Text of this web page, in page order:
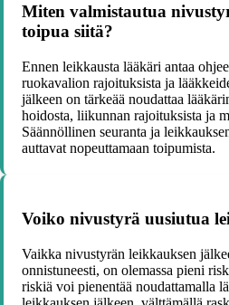
Miten valmistautua
toipua siitä?
Ennen leikkausta lääkäri antaa
ruokavalion rajoituksista ja
jälkeen on tärkeää noudattaa
hoidosta, liikunnan rajoituksista ja
Säännöllinen seuranta ja
auttavat nopeuttamaan toipumista.
Voiko nivustyrä uusiutua
Vaikka nivustyrän leikkauksen
onnistuneesti, on olemassa pieni
riskiä voi pienentää noudattamalla